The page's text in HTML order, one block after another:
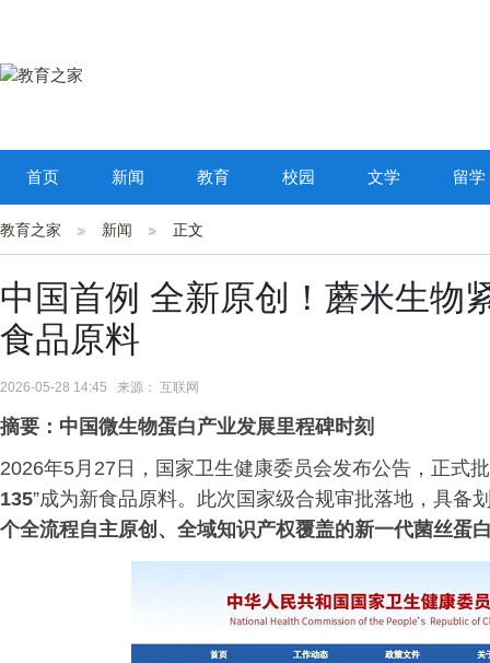
首页 新闻 教育 校园 文学 留学
教育之家 新闻 正文
中国首例 全新原创！蘑米生物
食品原料
2026-05-28 14:45 来源： 互联网
摘要：中国微生物蛋白产业发展里程碑时刻
2026年5月27日，国家卫生健康委员会发布公告，正式
135”成为新食品原料。此次国家级合规审批落地，具备
个全流程自主原创、全域知识产权覆盖的新一代菌丝蛋